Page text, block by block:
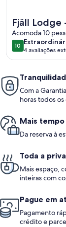
Fjäll Lodge
sauna,
Acomoda 10
1010 de 10
4 avaliações
Com a
horas todos os
Mais
Da reserva à
Toda a
Mais espaço,
inteiras com
Pague em
Pagamento
crédito e